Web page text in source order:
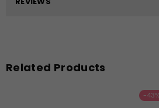
Related Products
-